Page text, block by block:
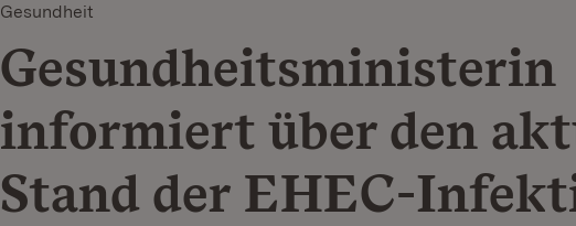
Gesundheit
Gesundheitsministerin
informiert über den
Stand der EHEC-